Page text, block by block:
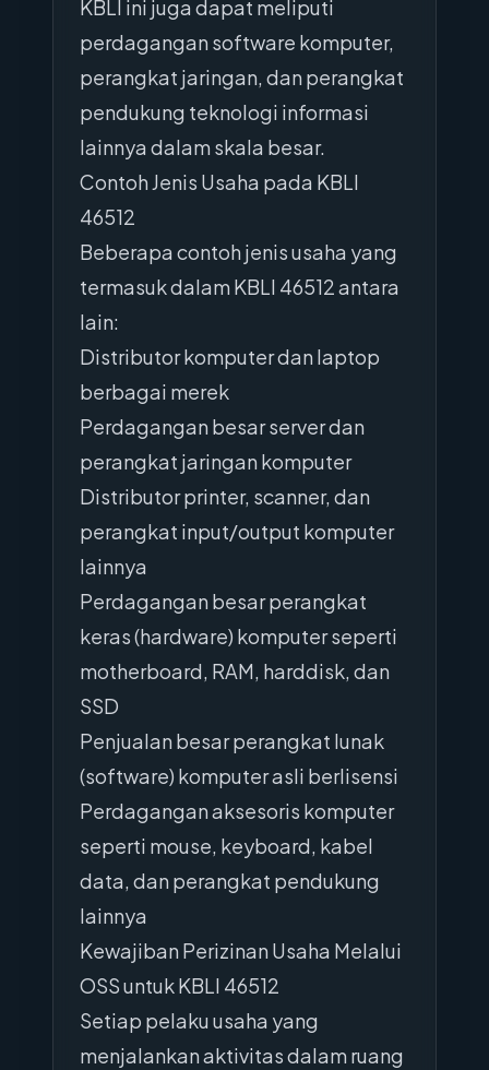
KBLI ini juga dapat meliputi
perdagangan software komputer,
perangkat jaringan, dan perangkat
pendukung teknologi informasi
lainnya dalam skala besar.
Contoh Jenis Usaha pada KBLI
46512
Beberapa contoh jenis usaha yang
termasuk dalam KBLI 46512 antara
lain:
Distributor komputer dan laptop
berbagai merek
Perdagangan besar server dan
perangkat jaringan komputer
Distributor printer, scanner, dan
perangkat input/output komputer
lainnya
Perdagangan besar perangkat
keras (hardware) komputer seperti
motherboard, RAM, harddisk, dan
SSD
Penjualan besar perangkat lunak
(software) komputer asli berlisensi
Perdagangan aksesoris komputer
seperti mouse, keyboard, kabel
data, dan perangkat pendukung
lainnya
Kewajiban Perizinan Usaha Melalui
OSS untuk KBLI 46512
Setiap pelaku usaha yang
menjalankan aktivitas dalam ruang